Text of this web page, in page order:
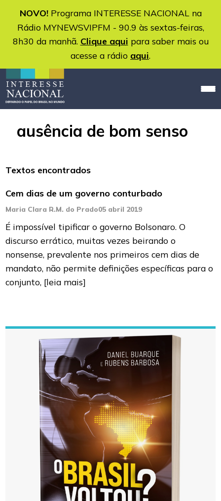
NOVO!Programa INTERESSE NACIONAL na
Rádio MYNEWSVIPFM - 90.9 às sextas-feiras,
8h30 da manhã. Clique aqui para saber mais ou
acesse a rádio aqui.
ausência de bom senso
Textos encontrados
Cem dias de um governo conturbado
Maria Clara R.M. do Prado05 abril 2019
É impossível tipificar o governo Bolsonaro. O
discurso errático, muitas vezes beirando o
nonsense, prevalente nos primeiros cem dias de
mandato, não permite definições específicas para o
conjunto, [leia mais]